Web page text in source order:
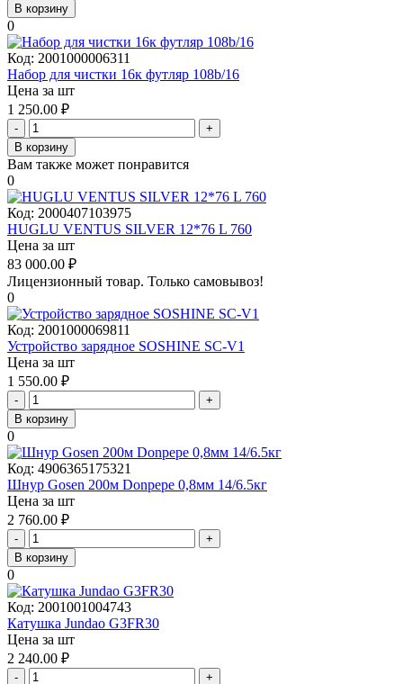
В корзину
0
Код: 2001000006311
Набор для чистки 16к футляр 108b/16
Цена за шт
1 250.00 ₽
-
+
В корзину
Вам также может понравится
0
Код: 2000407103975
HUGLU VENTUS SILVER 12*76 L 760
Цена за шт
83 000.00 ₽
Лицензионный товар. Только самовывоз!
0
Код: 2001000069811
Устройство зарядное SOSHINE SC-V1
Цена за шт
1 550.00 ₽
-
+
В корзину
0
Код: 4906365175321
Шнур Gosen 200м Donpepe 0,8мм 14/6.5кг
Цена за шт
2 760.00 ₽
-
+
В корзину
0
Код: 2001001004743
Катушка Jundao G3FR30
Цена за шт
2 240.00 ₽
-
+